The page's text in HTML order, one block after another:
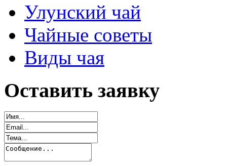
Улунский чай
Чайные советы
Виды чая
Оставить заявку